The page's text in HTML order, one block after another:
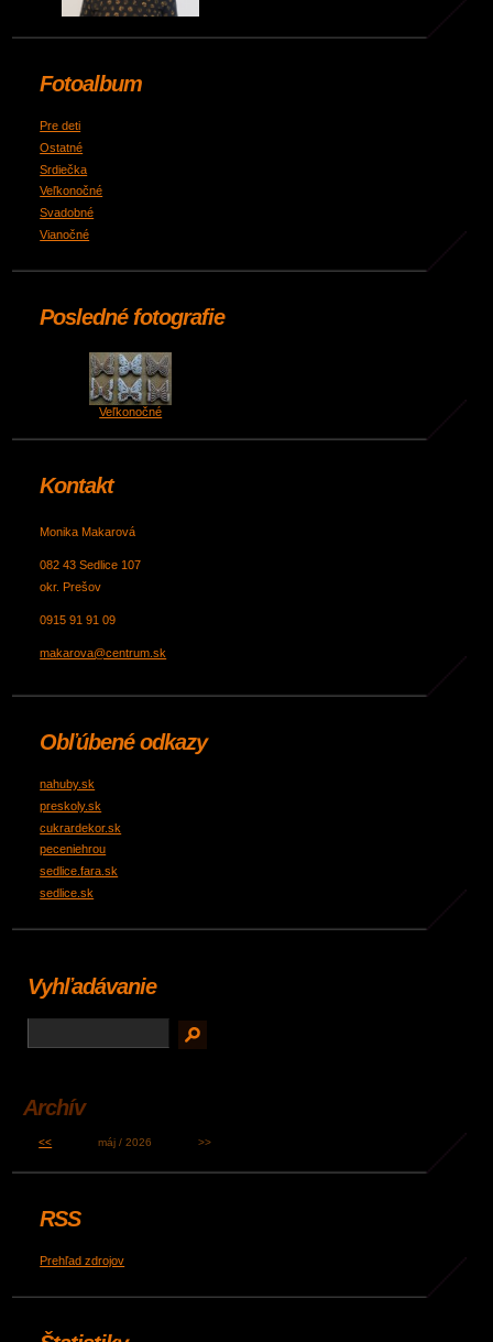
Fotoalbum
Pre deti
Ostatné
Srdiečka
Veľkonočné
Svadobné
Vianočné
Posledné fotografie
Veľkonočné
Kontakt
Monika Makarová
082 43 Sedlice 107
okr. Prešov
0915 91 91 09
makarova@centrum.sk
Obľúbené odkazy
nahuby.sk
preskoly.sk
cukrardekor.sk
peceniehrou
sedlice.fara.sk
sedlice.sk
Vyhľadávanie
Archív
<< máj / 2026 >>
RSS
Prehľad zdrojov